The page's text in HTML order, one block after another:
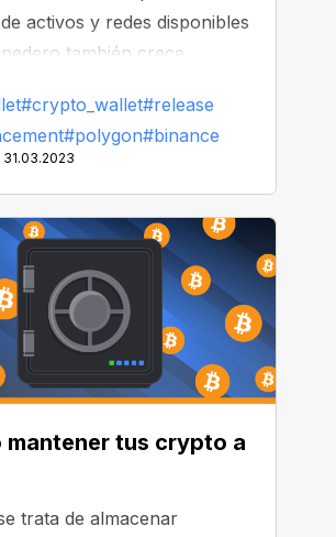
activos y redes disponibles
también crece.
#crypto_wallet#release
#polygon#binance
31.03.2023
mantener tus crypto a
trata de almacenar